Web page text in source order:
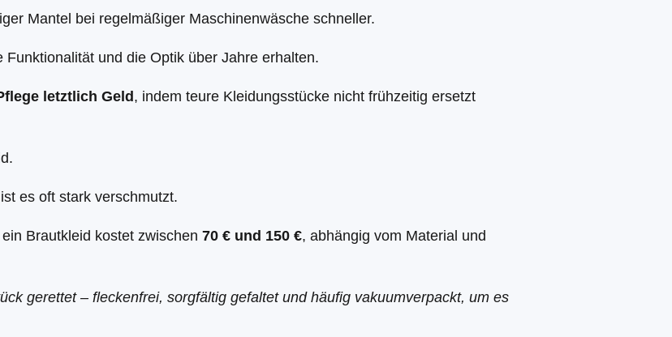
Mantel bei regelmäßiger Maschinenwäsche schneller.
und die Optik über Jahre erhalten.
letztlich Geld , indem teure Kleidungsstücke nicht frühzeitig ersetzt
es oft stark verschmutzt.
Brautkleid kostet zwischen 70 € und 150 €, abhängig vom Material und
gerettet – fleckenfrei, sorgfältig gefaltet und häufig vakuumverpackt, um es